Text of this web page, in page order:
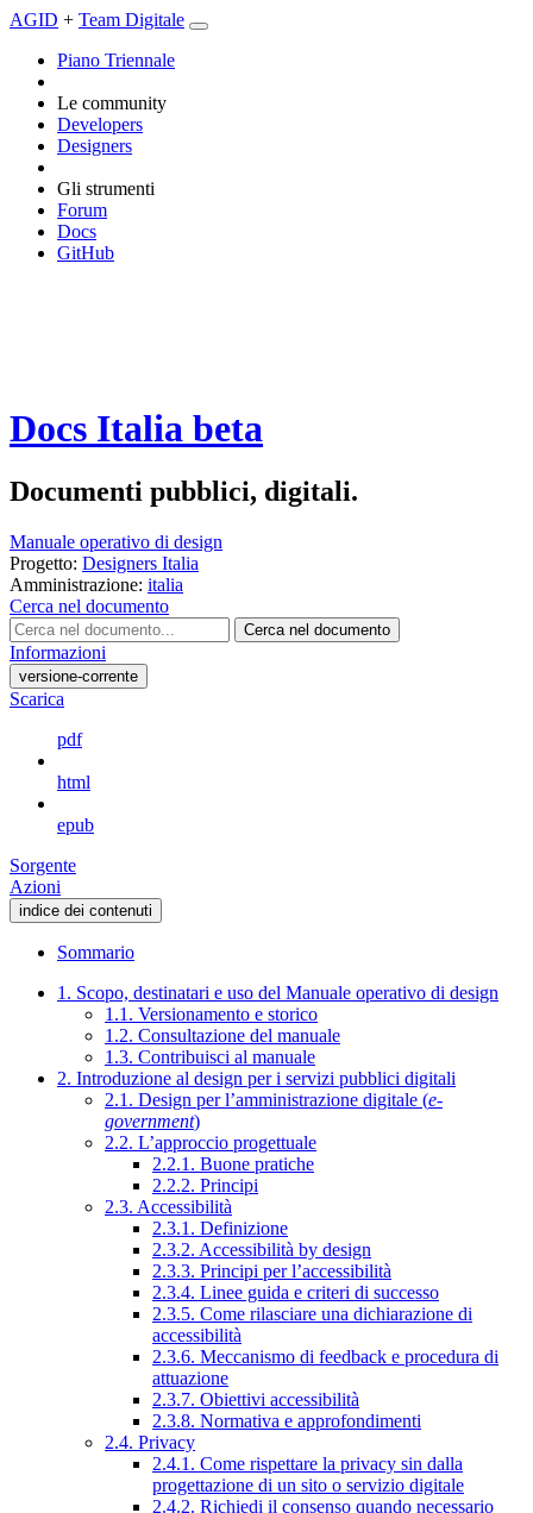
AGID + Team Digitale
Piano Triennale
Le community
Developers
Designers
Gli strumenti
Forum
Docs
GitHub
Docs Italia beta
Documenti pubblici, digitali.
Manuale operativo di design
Progetto: Designers Italia
Amministrazione: italia
Cerca nel documento
Cerca nel documento
Informazioni
versione-corrente
Scarica
pdf
html
epub
Sorgente
Azioni
indice dei contenuti
Sommario
1. Scopo, destinatari e uso del Manuale operativo di design
1.1. Versionamento e storico
1.2. Consultazione del manuale
1.3. Contribuisci al manuale
2. Introduzione al design per i servizi pubblici digitali
2.1. Design per l’amministrazione digitale (e-
government)
2.2. L’approccio progettuale
2.2.1. Buone pratiche
2.2.2. Principi
2.3. Accessibilità
2.3.1. Definizione
2.3.2. Accessibilità by design
2.3.3. Principi per l’accessibilità
2.3.4. Linee guida e criteri di successo
2.3.5. Come rilasciare una dichiarazione di
accessibilità
2.3.6. Meccanismo di feedback e procedura di
attuazione
2.3.7. Obiettivi accessibilità
2.3.8. Normativa e approfondimenti
2.4. Privacy
2.4.1. Come rispettare la privacy sin dalla
progettazione di un sito o servizio digitale
2.4.2. Richiedi il consenso quando necessario